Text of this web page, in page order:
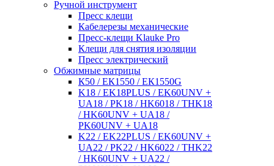
Ручной инструмент
Пресс клещи
Кабелерезы механические
Пресс-клещи Klauke Pro
Клещи для снятия изоляции
Пресс электрический
Обжимные матрицы
К50 / ЕК1550 / ЕК1550G
K18 / EK18PLUS / EK60UNV +
UA18 / PK18 / HK6018 / THK18
/ HK60UNV + UA18 /
PK60UNV + UA18
K22 / EK22PLUS / EK60UNV +
UA22 / PK22 / HK6022 / THK22
/ HK60UNV + UA22 /